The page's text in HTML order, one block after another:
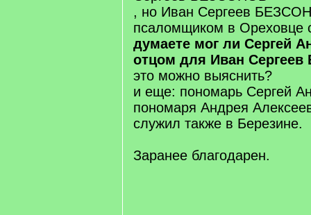
, но Иван Сергеев
псаломщиком в Ореховце
думаете мог ли Сергей
отцом для Иван
это можно выяснить?
и еще: пономарь Сергей
пономаря Андрея
служил также в Березине.
Заранее благодарен.